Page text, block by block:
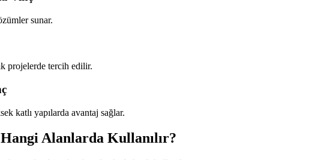
sunar.
projelerde tercih edilir.
katlı yapılarda avantaj sağlar.
Alanlarda Kullanılır?